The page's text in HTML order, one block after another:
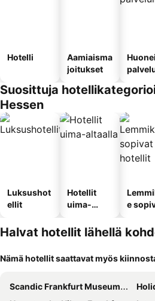
Hotelli
Aamiaisma
joitukset
Suosittuja
Hessen
Luksushot
ellit
Hotellit
uima-
e
Halvat hotellit lähellä
Nämä hotellit saattavat myös
Scandic Frankfurt Museumsufer